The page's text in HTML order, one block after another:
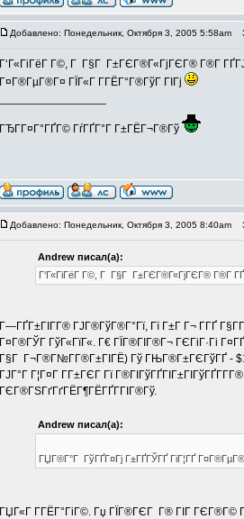
Добавлено: Понедельник, Октября 3, 2005 5:58am
Г‘Г«ГіГёГ Г©, Г Г§Г Г±ГЄГ®Г«ГјГЄГ® Г®Г­
Г¤Г®ГµГ®Г¤ ГЇГ«Г Г­ГЁГ°Г®ГўГ ГІГј
ГЂГ­Г¤Г°ГҐГ© ГѓГҐГ°Г Г±ГЁГ¬Г®Гў
Добавлено: Понедельник, Октября 3, 2005 8:40am
Andrew писал(а):
Г‘Г«ГіГёГ Г©, Г Г§Г Г±ГЄГ®Г«ГјГЄГ® Г®Г­
Г—ГҐГ±ГІГ­Г® ГЈГ®ГўГ®Г°Гї, Гї Г±Г Г¬ Г­ГҐ
Г¤Г®ГЎГ ГўГ«ГїГ«. Г€ ГЇГ®ГІГ®Г¬ ГЄГіГ·Гі
Г§Г Г¬Г®Г№Г­Г®Г±ГІГЁ) Гў ГЊГ®Г±ГЄГўГҐ -
ГЈГ°Г Г¦Г¤Г Г­Г±ГЄГ Гї
ГЄГ®ГЅГґГґГЁГ¶ГЁГҐГ­ГІГ®Гў.
Andrew писал(а):
ГЏГ®Г°Г ГўГҐГ¤Гј Г±ГҐГЎГҐ ГіГ¦ГҐ
ГЏГ«Г Г­ГЁГ°ГіГ©. Гџ ГЇГ®ГЄГ Г® ГІГ ГЄГ®Г©